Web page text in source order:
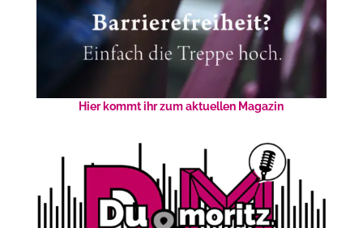
Hier kommt ihr zum aktuellen Magazin